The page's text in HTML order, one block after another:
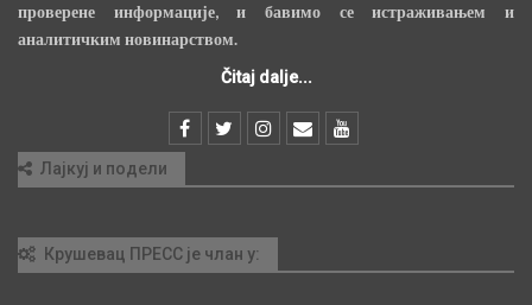
проверене информације, и бавимо се истраживањем и
аналитичким новинарством.
Čitaj dalje...
Лајкуј и подели
Крушевац ПРЕСС је члан у: